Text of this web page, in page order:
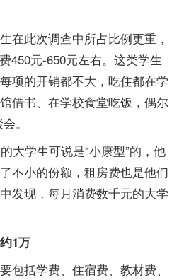
此次调查中所占比例更重，
450元-650元左右。这类学生
项的开销都不大，吃住都在学
借书、在学校食堂吃饭，偶尔
。
学生可说是“小康型”的，他
不小的份额，租房费也是他们
发现，每月消费数千元的大学
1万
括学费、住宿费、 教材费、